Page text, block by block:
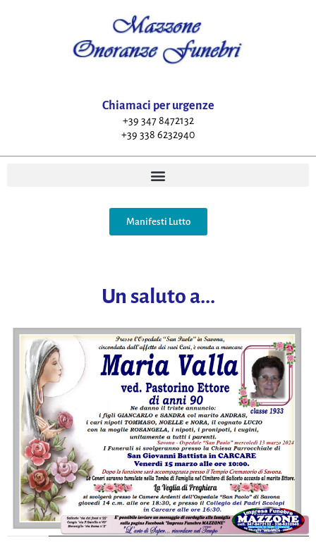
Chiamaci per urgenze
+39 347 8472132
+39 338 6232940
Manifesti Lutto
Un saluto a...